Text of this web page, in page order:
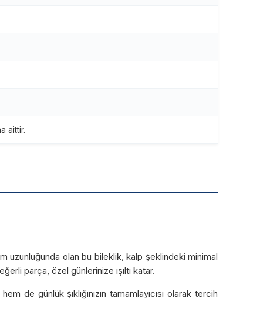
uzunluğunda olan bu bileklik, kalp şeklindeki minimal
parça, özel günlerinize ışıltı katar.
de günlük şıklığınızın tamamlayıcısı olarak tercih
aittir.